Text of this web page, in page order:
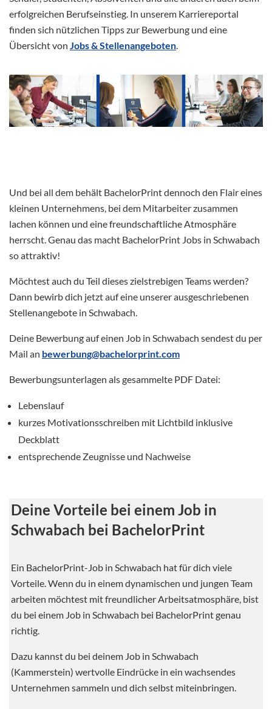
erfolgreichen Berufseinstieg. In unserem Karriereportal
finden sich nützlichen Tipps zur Bewerbung und eine
Übersicht von Jobs & Stellenangeboten
Und bei all dem behält BachelorPrint dennoch den Flair eines
kleinen Unternehmens, bei dem Mitarbeiter zusammen
lachen können und eine freundschaftliche Atmosphäre
herrscht. Genau das macht BachelorPrint Jobs in Schwabach
so attraktiv!
Möchtest auch du Teil dieses zielstrebigen Teams werden?
Dann bewirb dich jetzt auf eine unserer ausgeschriebenen
Stellenangebote in Schwabach.
Deine Bewerbung auf einen Job in Schwabach sendest du per
Mail an bewerbung@bachelorprint.com
Bewerbungsunterlagen als gesammelte PDF Datei:
Lebenslauf
kurzes Motivationsschreiben mit Lichtbild inklusive
Deckblatt
entsprechende Zeugnisse und Nachweise
Deine Vorteile bei einem Job in
Schwabach bei BachelorPrint
Ein BachelorPrint-Job in Schwabach hat für dich viele
Vorteile. Wenn du in einem dynamischen und jungen Team
arbeiten möchtest mit freundlicher Arbeitsatmosphäre, bist
du bei einem Job in Schwabach bei BachelorPrint genau
richtig.
Dazu kannst du bei deinem Job in Schwabach
(Kammerstein) wertvolle Eindrücke in ein wachsendes
Unternehmen sammeln und dich selbst miteinbringen.